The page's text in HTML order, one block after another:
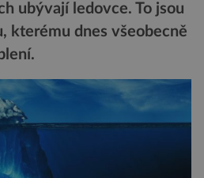
ubývají ledovce. To jsou
kterému dnes všeobecně